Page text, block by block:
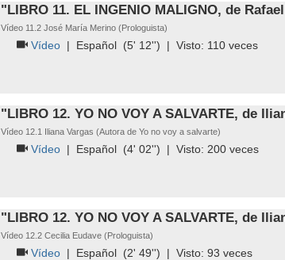
"LIBRO 11. EL INGENIO MALIGNO, de
Vídeo 11.2 José María Merino (Prologuista)
Vídeo| Español(5' 12'') | Visto: 110veces
"LIBRO 12. YO NO VOY A SALVARTE, de
Vídeo 12.1 Iliana Vargas (Autora de Yo no voy a salvarte)
Vídeo| Español(4' 02'') | Visto: 200veces
"LIBRO 12. YO NO VOY A SALVARTE, de
Vídeo 12.2 Cecilia Eudave (Prologuista)
Vídeo| Español(2' 49'') | Visto: 93 veces